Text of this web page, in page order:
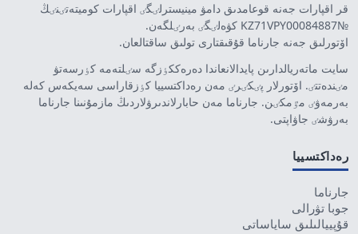
قر اقپارات جەنە قوعامدىق دامۋ مينيسترلٸگٸ اقپارات كوميتەتٸنٸڭ
№KZ71VPY00084887 كۋەلٸگٸ بەرٸلگەن.
اۆتورلىق جەنە جارناما قۇقىقتارى تولىق ساقتالعان.
سايت ماتەريالدارىن پايدالانعاندا دەرەككٶزگە سٸلتەمە كٶرسەتۋ
مٸندەتتٸ. اۆتورلار پٸكٸرٸ مەن رەداكتسييا كٶزقاراسى سەيكەس كەلە
بەرمەۋٸ مٷمكٸن. جارناما مەن حابارلاندىرۋلاردىڭ مازمۇنىنا جارناما
بەرۋشٸ جاۋاپتى.
رەداكتسييا
جارناما
جوبا تۋرالى
قۇپييالىلىق ساياساتى